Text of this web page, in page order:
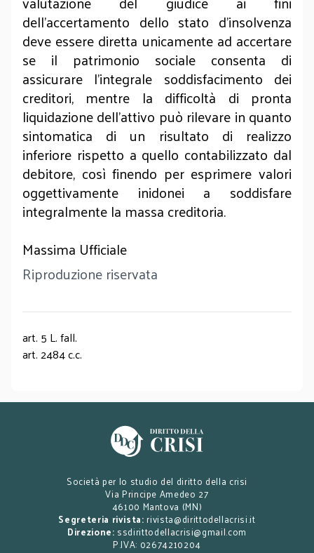
dell'accertamento dello stato d'insolvenza
deve essere diretta unicamente ad accertare
se il patrimonio sociale consenta di
assicurare l'integrale soddisfacimento dei
creditori, mentre la difficoltà di pronta
liquidazione dell'attivo può rilevare in quanto
sintomatica di un risultato di realizzo
inferiore rispetto a quello contabilizzato dal
debitore, così finendo per esprimere valori
oggettivamente inidonei a soddisfare
integralmente la massa creditoria.
Massima Ufficiale
Riproduzione riservata
art. 5 L. fall.
art. 2484 c.c.
Società per lo studio del diritto della crisi
Via Principe Amedeo 27
46100 Mantova (MN)
Segreteria rivista: rivista@dirittodellacrisi.it
Direzione: ssdirittodellacrisi@gmail.com
P.IVA: 02674210204